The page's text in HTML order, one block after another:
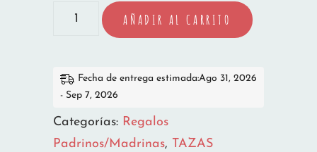
TAZA
BUSCANDO
MADRINA
GUAY
cantidad
AÑADIR AL CARRITO
Fecha de entrega estimada:Ago 31, 2026
- Sep 7, 2026
Categorías: Regalos
Padrinos/Madrinas, TAZAS